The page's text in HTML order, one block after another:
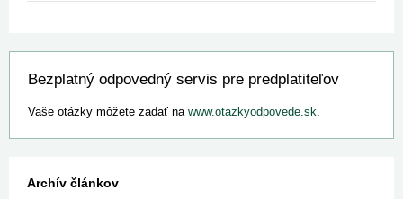
Bezplatný odpovedný servis pre predplatiteľov
Vaše otázky môžete zadať na www.otazkyodpovede.sk.
Archív článkov